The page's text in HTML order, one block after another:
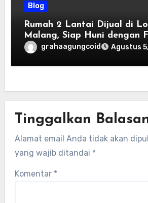
Blog
Rumah 2 Lantai Dijual di
Malang, Siap Huni dengan
Premium | Graha Agung by
grahaagungcoid Agustus
Tinggalkan
Alamat email Anda tidak akan
yang wajib ditandai *
Komentar *